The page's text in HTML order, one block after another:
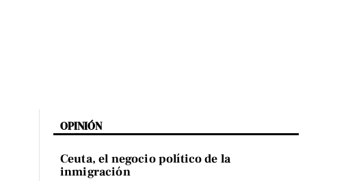
OPINIÓN
Ceuta, el negocio político de la
inmigración